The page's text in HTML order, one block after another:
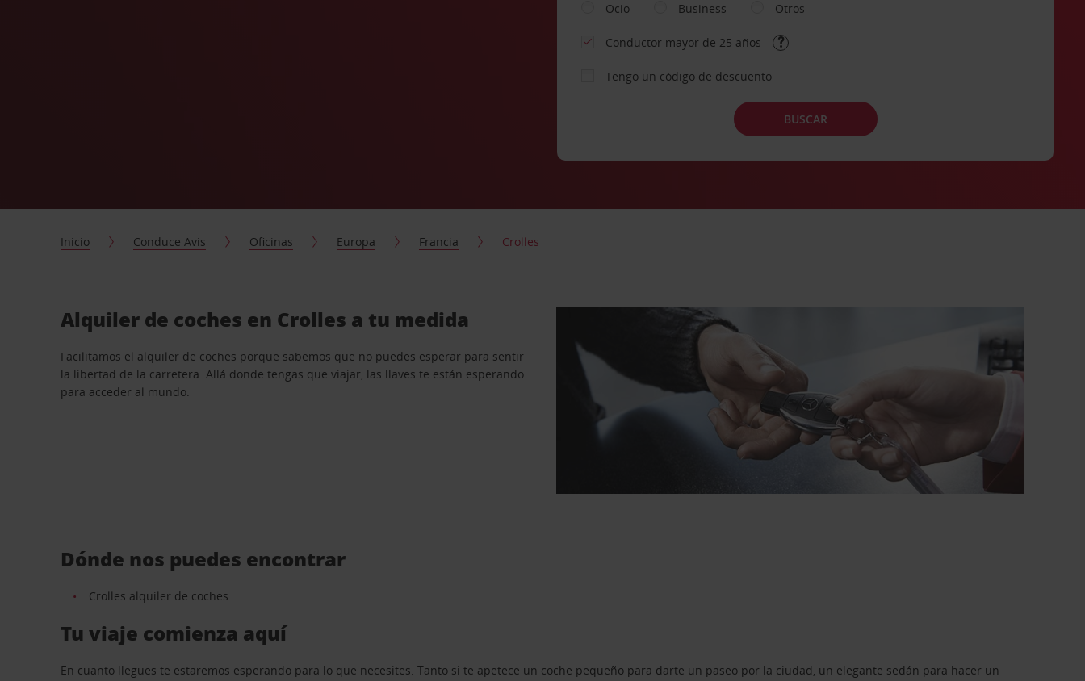
Ocio
Business Otros
Conductor mayor de 25 años
Tengo un código de descuento
BUSCAR
Inicio Conduce Avis Oficinas Europa Francia Crolles
Alquiler de coches en Crolles a tu medida
Facilitamos el alquiler de coches porque sabemos que no puedes esperar para sentir
la libertad de la carretera. Allá donde tengas que viajar, las llaves te están esperando
para acceder al mundo.
Dónde nos puedes encontrar
Crolles alquiler de coches
Tu viaje comienza aquí
En cuanto llegues te estaremos esperando para lo que necesites. Tanto si te apetece un coche pequeño para darte un paseo por la ciudad, un elegante sedán para hacer un